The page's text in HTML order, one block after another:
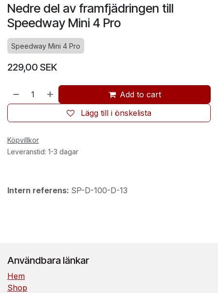
Nedre del av framfjädringen till
Speedway Mini 4 Pro
Speedway Mini 4 Pro
229,00 SEK
Add to cart
Lägg till i önskelista
Köpvillkor
Leveranstid: 1-3 dagar
Intern referens: SP-D-100-D-13
Användbara länkar
Hem
Shop